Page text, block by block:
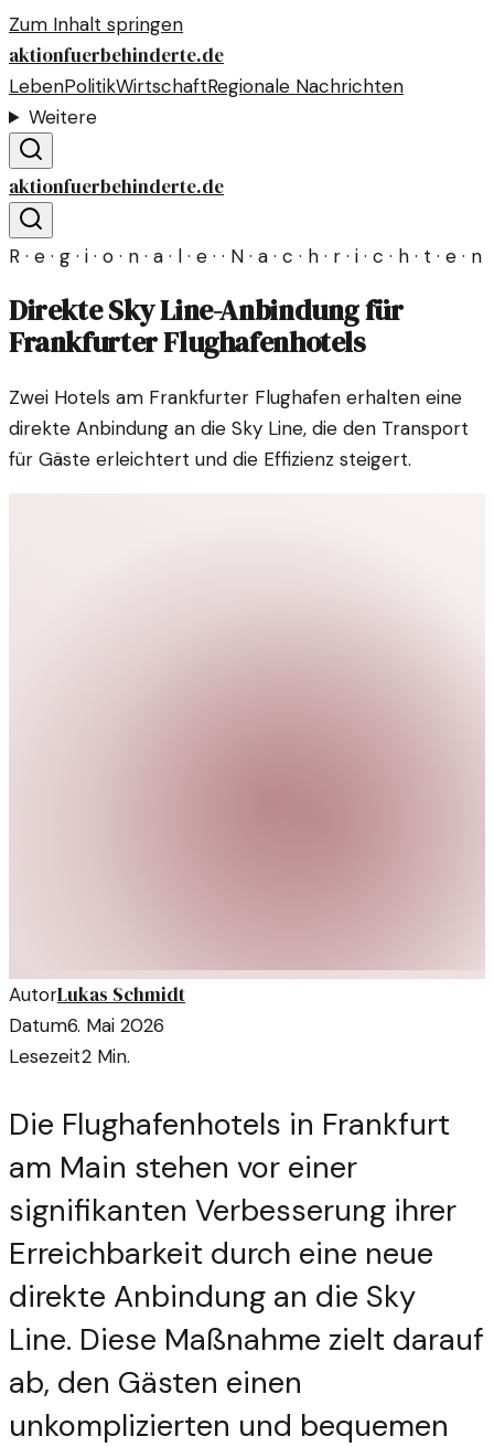
Zum Inhalt springen
aktionfuerbehinderte.de
LebenPolitikWirtschaftRegionale Nachrichten
Weitere
aktionfuerbehinderte.de
R · e · g · i · o · n · a · l · e · · N · a · c · h · r · i · c · h · t · e · n
Direkte Sky Line-Anbindung für
Frankfurter Flughafenhotels
Zwei Hotels am Frankfurter Flughafen erhalten eine
direkte Anbindung an die Sky Line, die den Transport
für Gäste erleichtert und die Effizienz steigert.
AutorLukas Schmidt
Datum6. Mai 2026
Lesezeit2 Min.
Die Flughafenhotels in Frankfurt
am Main stehen vor einer
signifikanten Verbesserung ihrer
Erreichbarkeit durch eine neue
direkte Anbindung an die Sky
Line. Diese Maßnahme zielt darauf
ab, den Gästen einen
unkomplizierten und bequemen